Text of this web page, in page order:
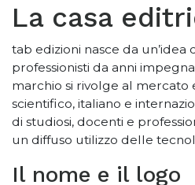
La casa
tab edizioni nasce da
professionisti da anni
marchio si rivolge al mercato
scientifico, italiano e
di studiosi, docenti e
un diffuso utilizzo delle
Il nome e il logo